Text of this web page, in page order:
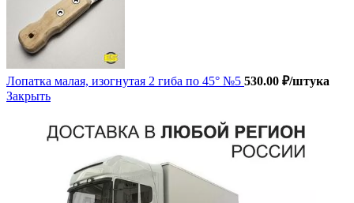
Лопатка малая, изогнутая 2 гиба по 45° №5 530.00 ₽/штука
Закрыть